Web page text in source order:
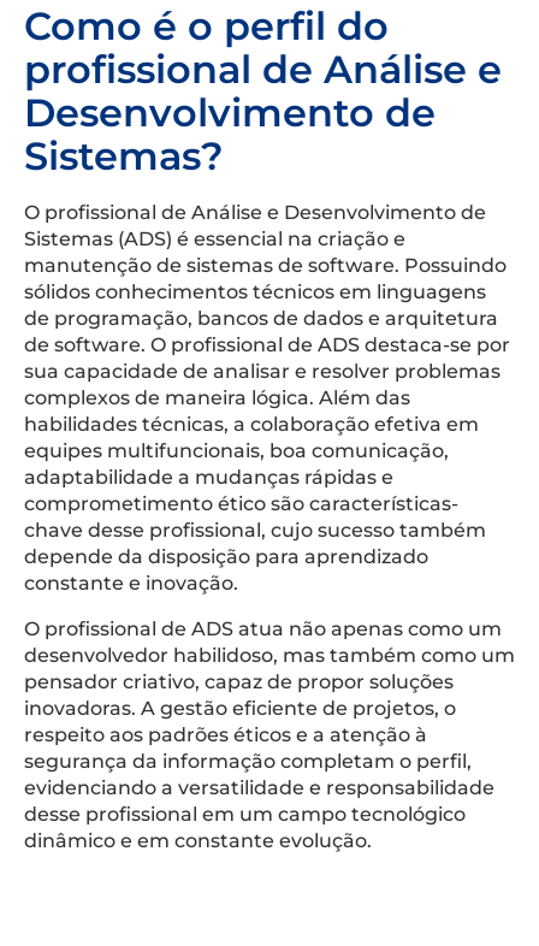
Como é o perfil do
profissional de Análise e
Desenvolvimento de
Sistemas?
O profissional de Análise e Desenvolvimento de
Sistemas (ADS) é essencial na criação e
manutenção de sistemas de software. Possuindo
sólidos conhecimentos técnicos em linguagens
de programação, bancos de dados e arquitetura
de software. O profissional de ADS destaca-se por
sua capacidade de analisar e resolver problemas
complexos de maneira lógica. Além das
habilidades técnicas, a colaboração efetiva em
equipes multifuncionais, boa comunicação,
adaptabilidade a mudanças rápidas e
comprometimento ético são características-
chave desse profissional, cujo sucesso também
depende da disposição para aprendizado
constante e inovação.
O profissional de ADS atua não apenas como um
desenvolvedor habilidoso, mas também como um
pensador criativo, capaz de propor soluções
inovadoras. A gestão eficiente de projetos, o
respeito aos padrões éticos e a atenção à
segurança da informação completam o perfil,
evidenciando a versatilidade e responsabilidade
desse profissional em um campo tecnológico
dinâmico e em constante evolução.